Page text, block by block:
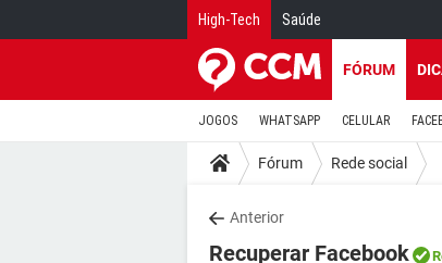
High-Tech Saúde
FÓRUM
JOGOS WHATSAPP CELULAR
Fórum Rede social
Anterior
Recuperar Facebook